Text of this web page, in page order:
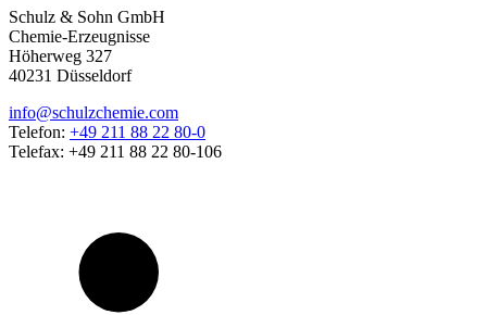
Schulz & Sohn GmbH
Chemie-Erzeugnisse
Höherweg 327
40231 Düsseldorf
info@schulzchemie.com
Telefon: +49 211 88 22 80-0
Telefax: +49 211 88 22 80-106